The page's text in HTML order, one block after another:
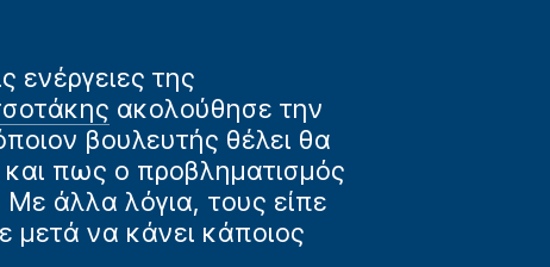
ενέργειες της
ακολούθησε την
βουλευτής θέλει θα
και πως ο προβληματισμός
Με άλλα λόγια, τους είπε
μετά να κάνει κάποιος